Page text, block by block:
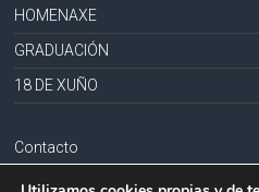
HOMENAXE
GRADUACIÓN
18 DE XUÑO
Contacto
Aviso legal